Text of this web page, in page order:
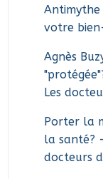
Antimythe
votre
Agnès
Les
Porter la
la santé?
docteurs